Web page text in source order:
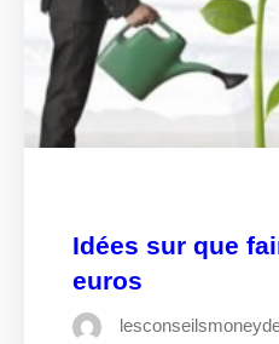
Idées sur que
euros